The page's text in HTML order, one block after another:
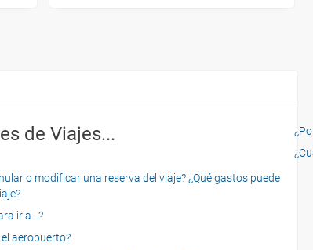
de Viajes...
o modificar una reserva del viaje? ¿Qué gastos puede
ir a...?
aeropuerto?